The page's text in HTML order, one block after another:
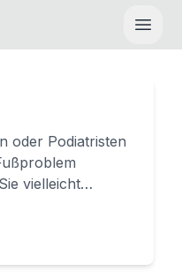
oder Podiatristen
vielleicht
was bede...